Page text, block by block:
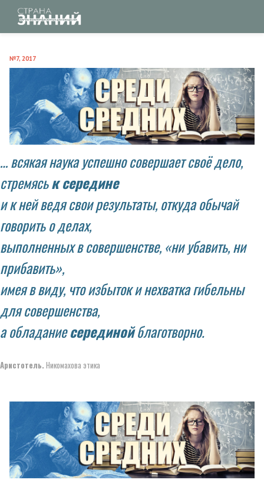
№7, 2017
… всякая наука успешно совершает своё дело,
стремяськ середине
и к ней ведя свои результаты, откуда обычай
говорить о делах,
выполненных в совершенстве, «ни убавить, ни
прибавить»,
имея в виду, что избыток и нехватка гибельны
для совершенства,
а обладаниесерединойблаготворно.
Аристотель. Никомахова этика